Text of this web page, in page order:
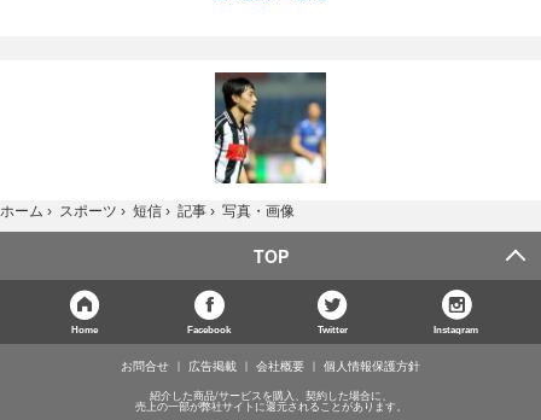
ホーム › スポーツ › 短信 › 記事 › 写真・画像
TOP
Home Facebook Twitter Instagram
お問合せ 広告掲載 会社概要 個人情報保護方針
紹介した商品/サービスを購入、契約した場合に、
売上の一部が弊社サイトに還元されることがあります。